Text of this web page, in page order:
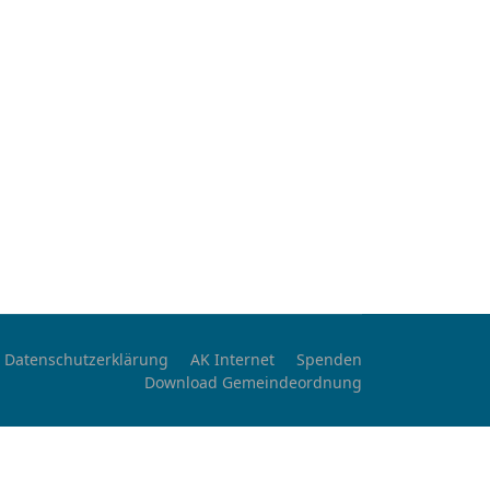
Datenschutzerklärung AK Internet
Spenden
Download Gemeindeordnung